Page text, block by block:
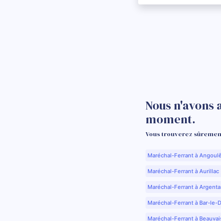
Nous
moment.
Vous trouverez
Maréchal-Ferrant à
Maréchal-Ferrant à Aurillac
Maréchal-Ferrant à
Maréchal-Ferrant à Bar-le-
Maréchal-Ferrant à